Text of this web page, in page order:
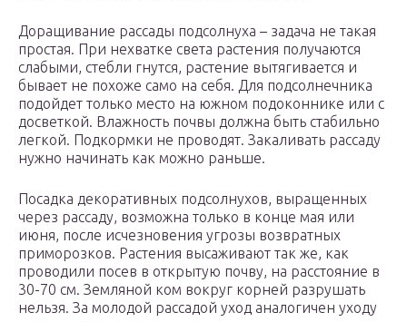
Доращивание рассады подсолнуха – задача не такая
простая. При нехватке света растения получаются
слабыми, стебли гнутся, растение вытягивается и
бывает не похоже само на себя. Для подсолнечника
подойдет только место на южном подоконнике или с
досветкой. Влажность почвы должна быть стабильно
легкой. Подкормки не проводят. Закаливать рассаду
нужно начинать как можно раньше.
Посадка декоративных подсолнухов, выращенных
через рассаду, возможна только в конце мая или
июня, после исчезновения угрозы возвратных
приморозков. Растения высаживают так же, как
проводили посев в открытую почву, на расстояние в
30-70 см. Земляной ком вокруг корней разрушать
нельзя. За молодой рассадой уход аналогичен уходу